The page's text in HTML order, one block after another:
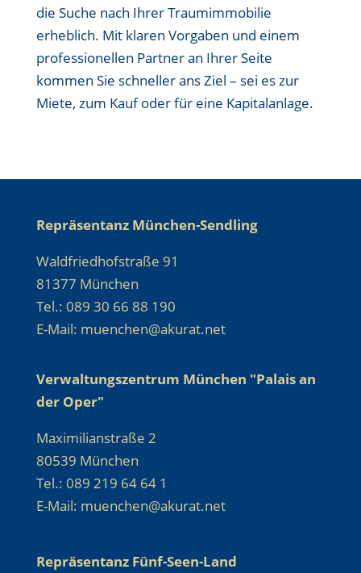
die Suche nach Ihrer Traumimmobilie
erheblich. Mit klaren Vorgaben und einem
professionellen Partner an Ihrer Seite
kommen Sie schneller ans Ziel – sei es zur
Miete, zum Kauf oder für eine Kapitalanlage.
Repräsentanz München-Sendling
Waldfriedhofstraße 91
81377 München
Tel.: 089 30 66 88 190
E-Mail: muenchen@akurat.net
Verwaltungszentrum München "Palais an
der Oper"
Maximilianstraße 2
80539 München
Tel.: 089 219 64 64 1
E-Mail: muenchen@akurat.net
Repräsentanz Fünf-Seen-Land